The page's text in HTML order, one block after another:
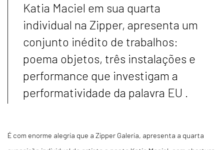
Katia Maciel em sua quarta
individual na Zipper, apresenta um
conjunto inédito de trabalhos:
poema objetos, três instalações e
performance que investigam a
performatividade da palavra EU .
É com enorme alegria que a Zipper Galeria, apresenta a quarta